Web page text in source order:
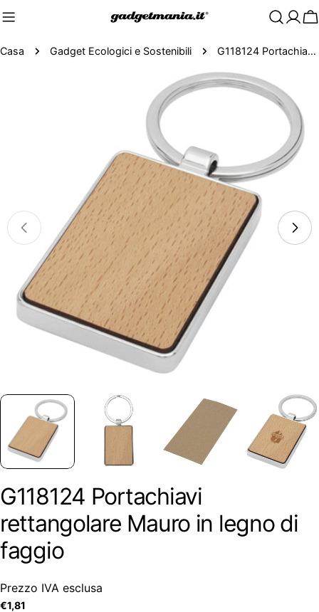
Casa Gadget Ecologici e Sostenibili G118124 Portachiavi rettangolare Mauro in legno di faggio
G118124 Portachiavi
rettangolare Mauro in legno di
faggio
Prezzo IVA esclusa
Prezzo
€1,81